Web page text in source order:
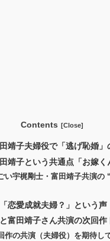
Contents
靖子夫婦役で「逃げ恥婚」
靖子という共通点「お嫁く
い宇梶剛士・富田靖子共演の
恋愛成就夫婦？」という声
富田靖子さん共演の次回作
作の共演（夫婦役）を期待し